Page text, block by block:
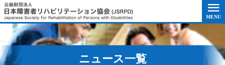
このページの本文へ移動
ニュース一覧